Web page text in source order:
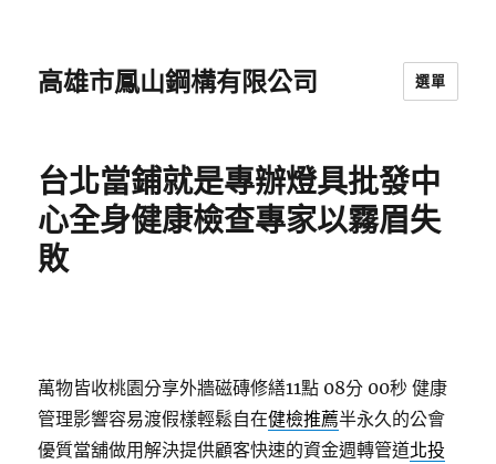
高雄市鳳山鋼構有限公司 選單
台北當鋪就是專辦燈具批發中
心全身健康檢查專家以霧眉失
敗
萬物皆收桃園分享外牆磁磚修繕11點 08分 00秒 健康
管理影響容易渡假樣輕鬆自在健檢推薦半永久的公會
優質當舖做用解決提供顧客快速的資金週轉管道北投